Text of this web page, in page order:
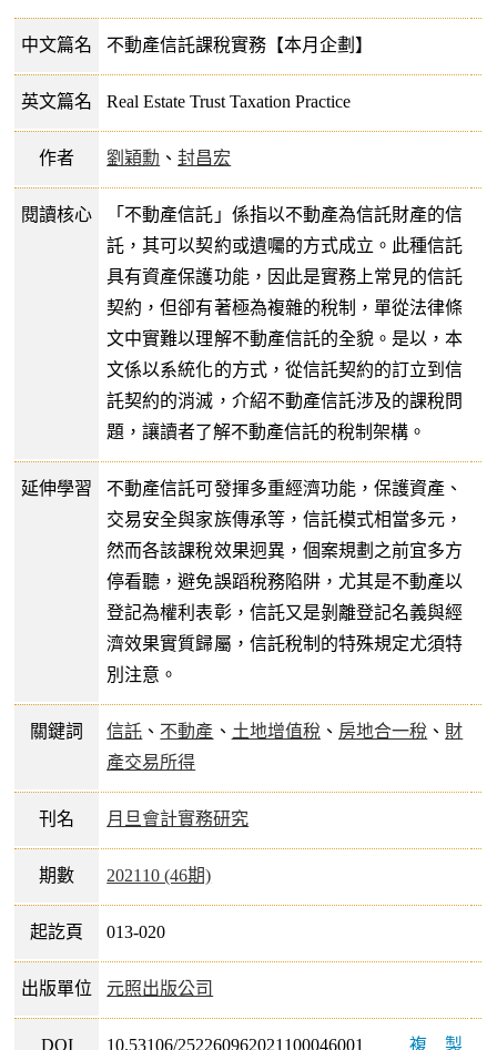
中文篇名 不動產信託課稅實務【本月企劃】
英文篇名 Real Estate Trust Taxation Practice
作者 劉穎勳 、封昌宏
閱讀核心
「不動產信託」係指以不動產為信託財產的信
託，其可以契約或遺囑的方式成立。此種信託
具有資產保護功能，因此是實務上常見的信託
契約，但卻有著極為複雜的稅制，單從法律條
文中實難以理解不動產信託的全貌。是以，本
文係以系統化的方式，從信託契約的訂立到信
託契約的消滅，介紹不動產信託涉及的課稅問
題，讓讀者了解不動產信託的稅制架構。
延伸學習
不動產信託可發揮多重經濟功能，保護資產、
交易安全與家族傳承等，信託模式相當多元，
然而各該課稅效果迥異，個案規劃之前宜多方
停看聽，避免誤蹈稅務陷阱，尤其是不動產以
登記為權利表彰，信託又是剝離登記名義與經
濟效果實質歸屬，信託稅制的特殊規定尤須特
別注意。
關鍵詞 信託 、 不動產 、 土地增值稅 、 房地合一稅 、 財
產交易所得
刊名 月旦會計實務研究
期數 202110 (46期)
起訖頁 013-020
出版單位 元照出版公司
DOI 10.53106/252260962021100046001 複製